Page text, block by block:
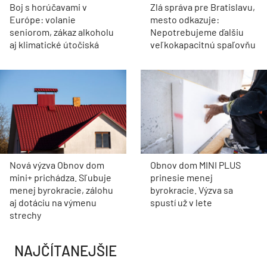
Boj s horúčavami v
Európe: volanie
seniorom, zákaz alkoholu
aj klimatické útočiská
Zlá správa pre Bratislavu,
mesto odkazuje:
Nepotrebujeme ďalšiu
veľkokapacitnú spaľovňu
Nová výzva Obnov dom
mini+ prichádza. Sľubuje
menej byrokracie, zálohu
aj dotáciu na výmenu
strechy
Obnov dom MINI PLUS
prinesie menej
byrokracie. Výzva sa
spustí už v lete
NAJČÍTANEJŠIE